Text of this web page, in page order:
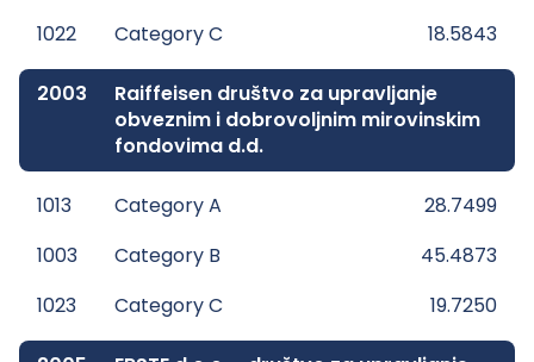
1022
Category C 18.5843
2003
Raiffeisen društvo za upravljanje
obveznim i dobrovoljnim mirovinskim
fondovima d.d.
1013 Category A
28.7499
1003
Category B
45.4873
1023
Category C 19.7250